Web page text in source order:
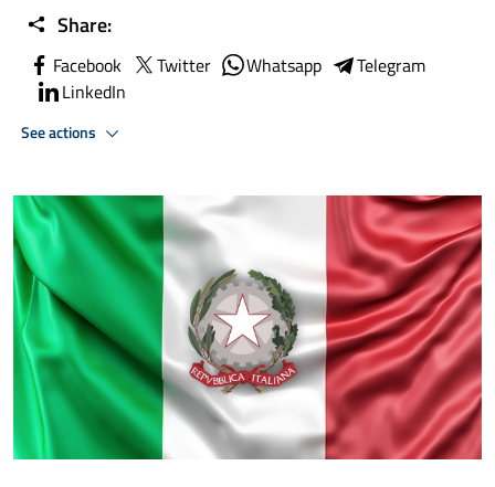
Share:
Facebook Twitter Whatsapp
Telegram
LinkedIn
See actions